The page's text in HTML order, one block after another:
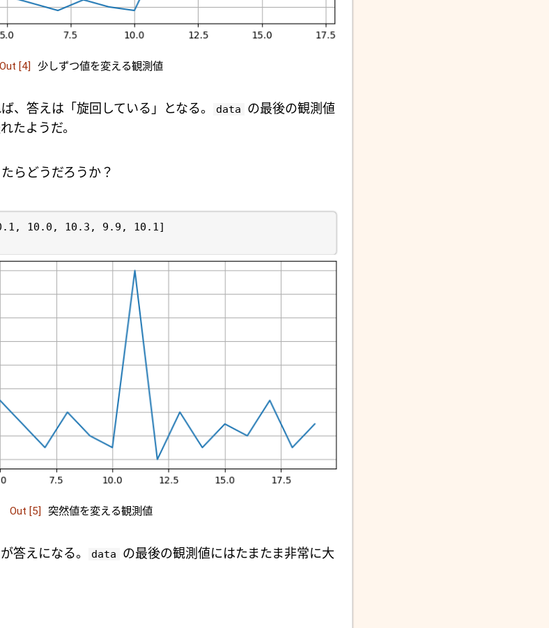
Out [4] 少しずつ値を変える観測値
、答えは「旋回している」となる。 data
の最後の観測値
たようだ。
らどうだろうか？
, 10.0 , 10.3 , 9.9 , 10.1]
Out [5] 突然値を変える観測値
答えになる。 data
の最後の観測値にはたまたま非常に大